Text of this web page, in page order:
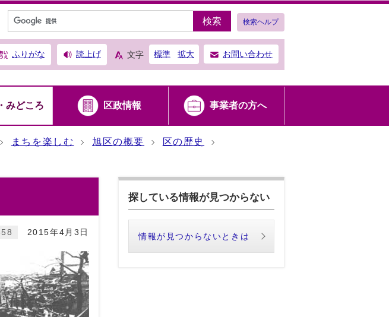
検索 検索ヘルプ
ふりがな 読上げ 文字 標準 拡大 お問い合わせ
みどころ 区政情報 事業者の方へ
まちを楽しむ 旭区の概要
区の歴史
2015年4月3日
探している情報が見つからない
情報が見つからないときは